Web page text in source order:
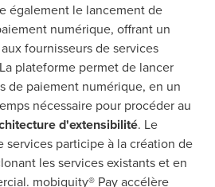
également le lancement de
numérique, offrant un
fournisseurs de services
plateforme permet de lancer
de paiement numérique, en un
nécessaire pour procéder au
d'extensibilité. Le
participe à la création de
les services existants et en
mobiquity® Pay accélère